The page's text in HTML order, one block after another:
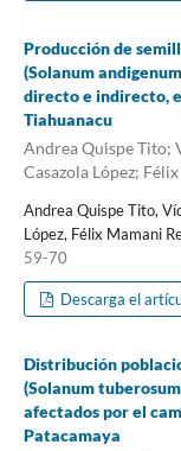
Producción de
(Solanum
directo e indirecto,
Tiahuanacu
Andrea Quispe Tito;
Casazola López;
Andrea Quispe Tito,
López, Félix Mamani
59-70
Descarga el
Distribución
(Solanum
afectados por el
Patacamaya